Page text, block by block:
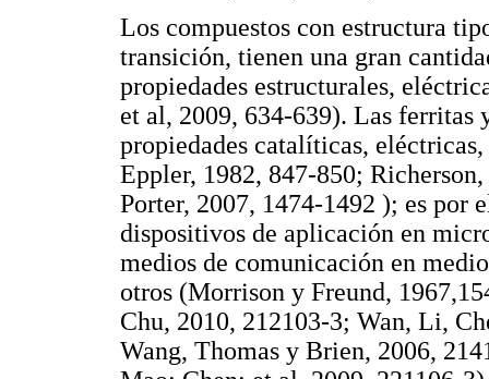
Los compuestos con estructura
transición, tienen una gran
propiedades estructurales,
et al, 2009, 634-639). Las ferritas
propiedades catalíticas,
Eppler, 1982, 847-850;
Porter, 2007, 1474-1492 ); es por
dispositivos de aplicación en
medios de comunicación en
otros (Morrison y Freund,
Chu, 2010, 212103-3; Wan, Li,
Wang, Thomas y Brien, 2006,